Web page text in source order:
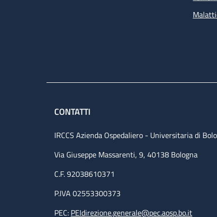
CONTATTI
IRCCS Azienda Ospedaliero - Universitaria di
Via Giuseppe Massarenti, 9, 40138 Bologna
C.F. 92038610371
P.IVA 02553300373
PEC: PEIdirezione.generale@pec.aosp.bo.it